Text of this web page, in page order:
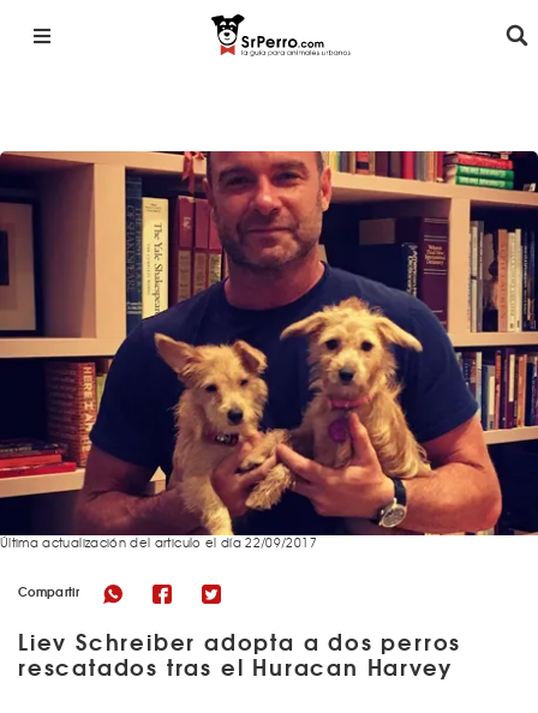
Compartir
Liev Schreiber adopta a dos perros
rescatados tras el Huracan Harvey
Última actualización del articulo el día 22/09/2017